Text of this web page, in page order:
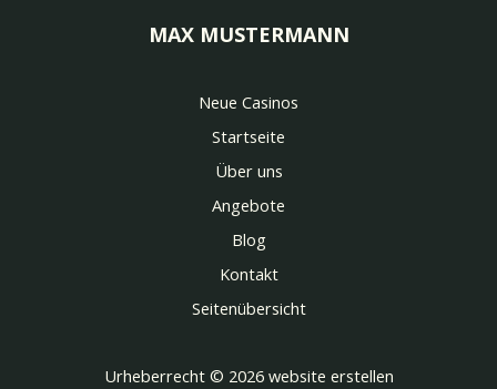
MAX MUSTERMANN
Neue Casinos
Startseite
Über uns
Angebote
Blog
Kontakt
Seitenübersicht
Urheberrecht © 2026 website erstellen